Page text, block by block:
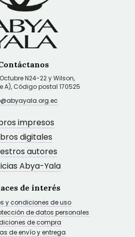
N24-22 y Wilson,
A), Código postal 170525
impresos
digitales
autores
Abya-Yala
de interés
y condiciones de uso
de datos personales
de compra
de envío y entrega